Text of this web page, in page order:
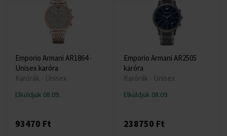
Emporio Armani AR1864 -
Unisex karóra
Karórák - Unisex
Elküldjük 08.09.
93470 Ft
Emporio Armani AR2505
karóra
Karórák - Unisex
Elküldjük 08.09.
238750 Ft